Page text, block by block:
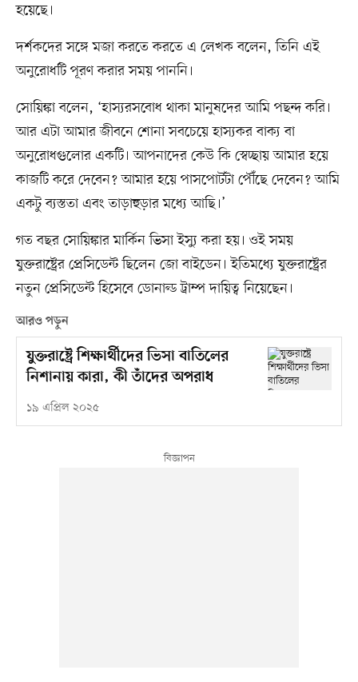
হয়েছে।
দর্শকদের সঙ্গে মজা করতে করতে এ লেখক বলেন, তিনি এই
অনুরোধটি পূরণ করার সময় পাননি।
সোয়িঙ্কা বলেন, ‘হাস্যরসবোধ থাকা মানুষদের আমি পছন্দ করি।
আর এটা আমার জীবনে শোনা সবচেয়ে হাস্যকর বাক্য বা
অনুরোধগুলোর একটি। আপনাদের কেউ কি স্বেচ্ছায় আমার হয়ে
কাজটি করে দেবেন? আমার হয়ে পাসপোর্টটা পৌঁছে দেবেন? আমি
একটু ব্যস্ততা এবং তাড়াহুড়ার মধ্যে আছি।’
গত বছর সোয়িঙ্কার মার্কিন ভিসা ইস্যু করা হয়। ওই সময়
যুক্তরাষ্ট্রের প্রেসিডেন্ট ছিলেন জো বাইডেন। ইতিমধ্যে যুক্তরাষ্ট্রের
নতুন প্রেসিডেন্ট হিসেবে ডোনাল্ড ট্রাম্প দায়িত্ব নিয়েছেন।
আরও পড়ুন
যুক্তরাষ্ট্রে শিক্ষার্থীদের ভিসা বাতিলের
নিশানায় কারা, কী তাঁদের অপরাধ
১৯ এপ্রিল ২০২৫